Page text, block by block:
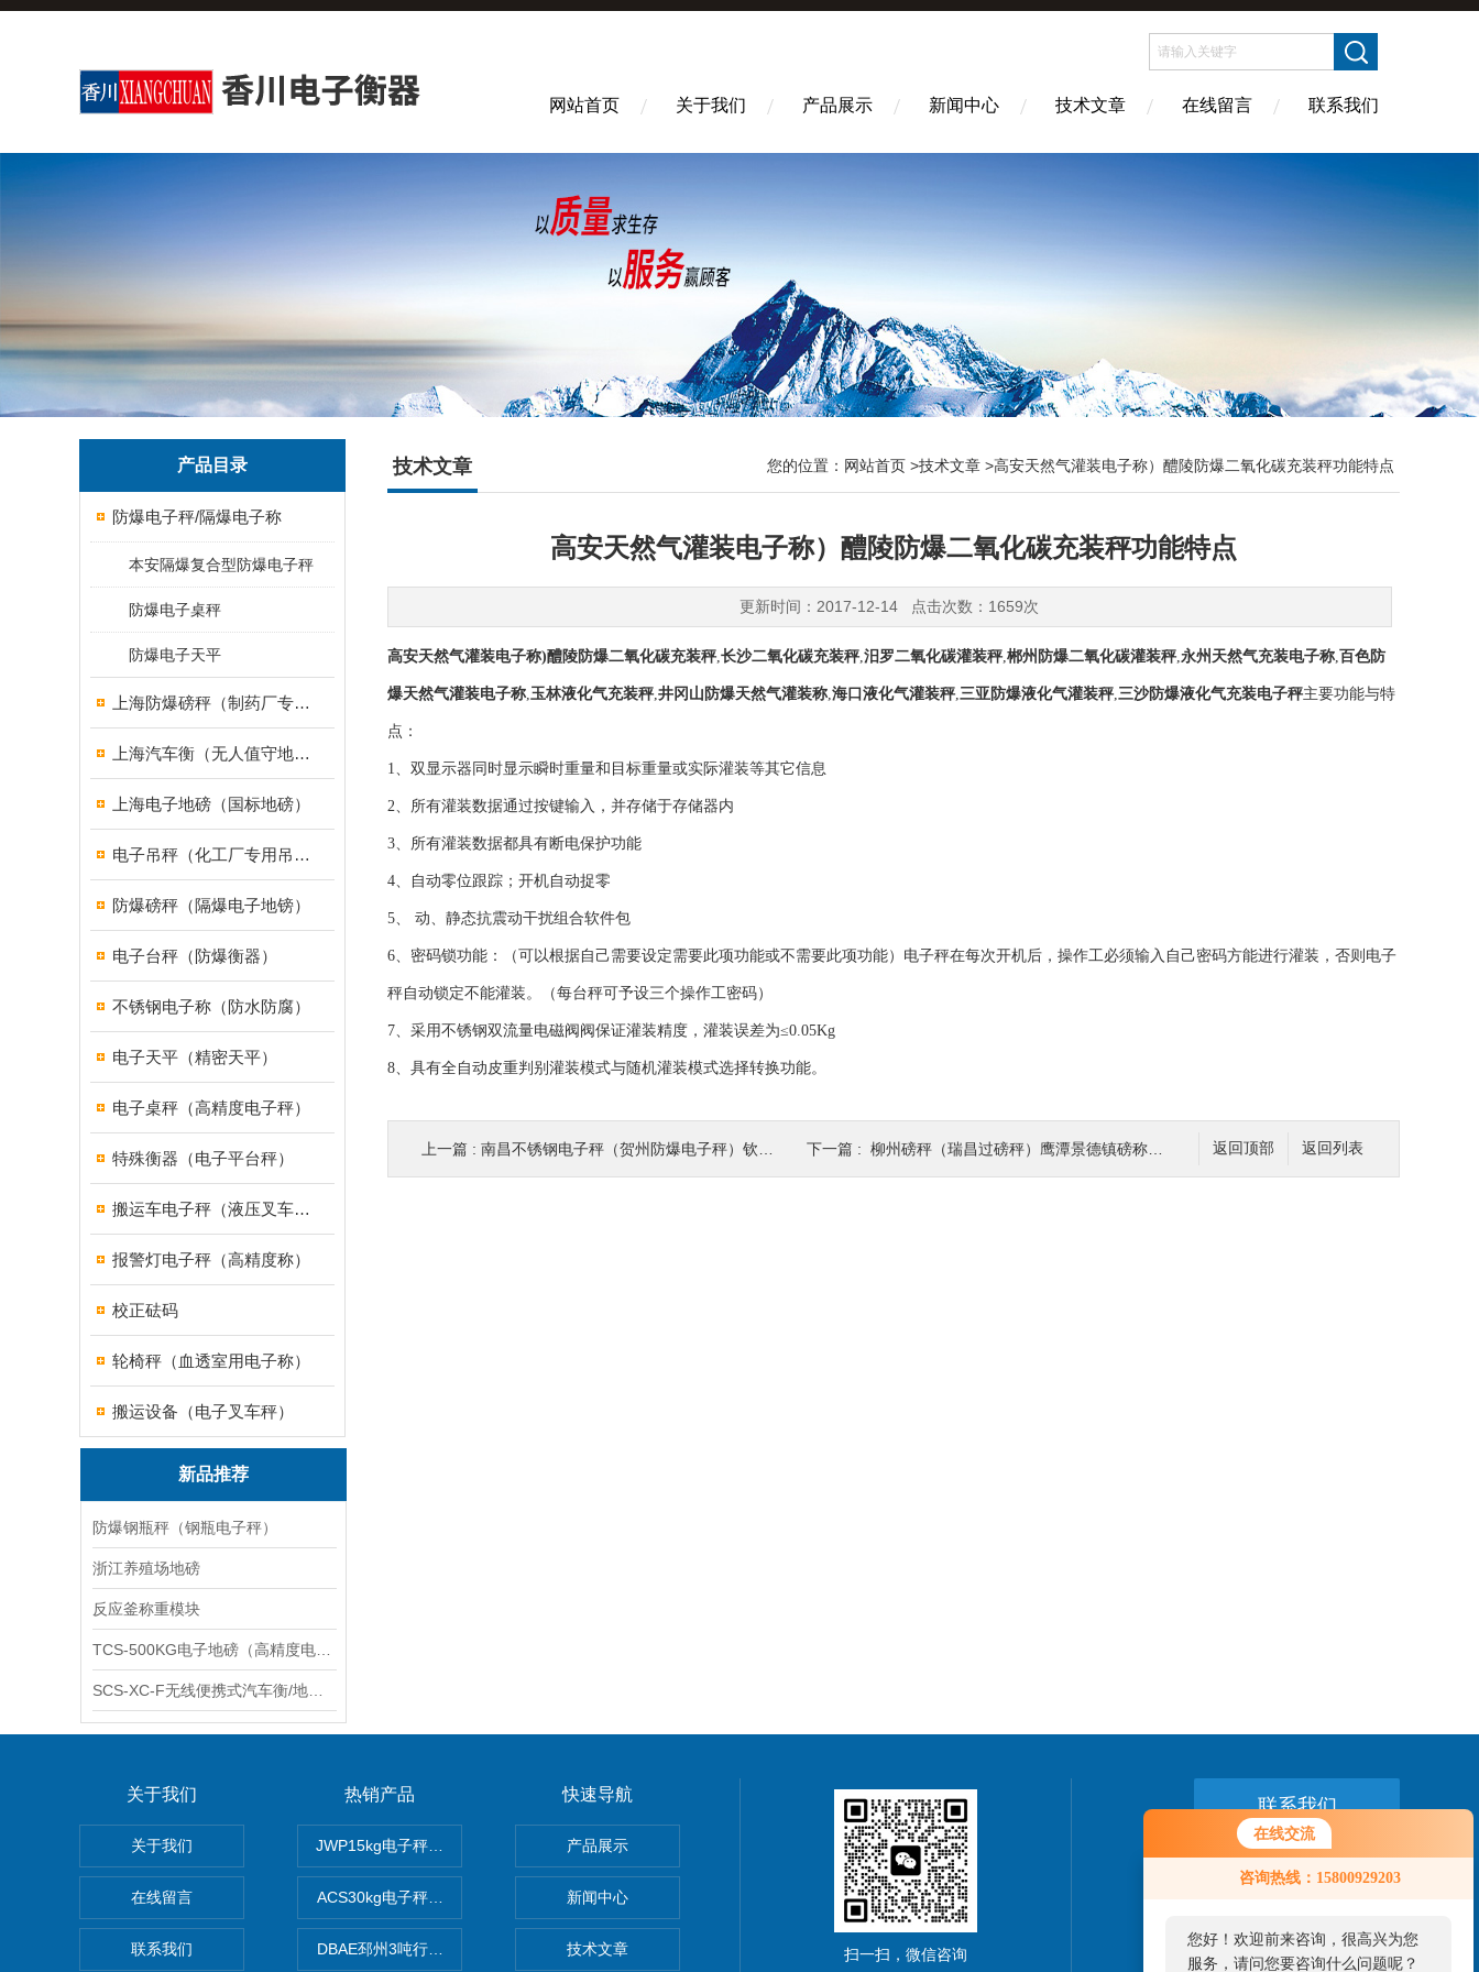
在线交流
咨询热线：15800929203
您好！欢迎前来咨询，很高兴为您
服务，请问您要咨询什么问题呢？
网站首页 关于我们 产品展示 新闻中心 技术文章 在线留言 联系我们
产品目录
防爆电子秤/隔爆电子称
本安隔爆复合型防爆电子秤
防爆电子桌秤
防爆电子天平
上海防爆磅秤（制药厂专用）
上海汽车衡（无人值守地磅）
上海电子地磅（国标地磅）
电子吊秤（化工厂专用吊秤）
防爆磅秤（隔爆电子地镑）
电子台秤（防爆衡器）
不锈钢电子称（防水防腐）
电子天平（精密天平）
电子桌秤（高精度电子秤）
特殊衡器（电子平台秤）
搬运车电子秤（液压叉车电子称）
报警灯电子秤（高精度称）
校正砝码
轮椅秤（血透室用电子称）
搬运设备（电子叉车秤）
新品推荐
防爆钢瓶秤（钢瓶电子秤）
浙江养殖场地磅
反应釜称重模块
技术文章 您的位置： 网站首页 >技术文章 >高安天然气灌装电子称）醴陵防爆二氧化碳充装秤功能特点
高安天然气灌装电子称）醴陵防爆二氧化碳充装秤功能特点
更新时间：2017-12-14 点击次数：1659次
高安天然气灌装电子称)醴陵防爆二氧化碳充装秤,长沙二氧化碳充装秤,汨罗二氧化碳灌装秤,郴州防爆二氧化碳灌装秤,永州天然气充装电子称,百色防
爆天然气灌装电子称,玉林液化气充装秤,井冈山防爆天然气灌装称,海口液化气灌装秤,三亚防爆液化气灌装秤,三沙防爆液化气充装电子秤主要功能与特
点：
1、双显示器同时显示瞬时重量和目标重量或实际灌装等其它信息
2、所有灌装数据通过按键输入，并存储于存储器内
3、所有灌装数据都具有断电保护功能
4、自动零位跟踪；开机自动捉零
5、 动、静态抗震动干扰组合软件包
6、密码锁功能：（可以根据自己需要设定需要此项功能或不需要此项功能）电子秤在每次开机后，操作工必须输入自己密码方能进行灌装，否则电子
秤自动锁定不能灌装。（每台秤可予设三个操作工密码）
7、采用不锈钢双流量电磁阀阀保证灌装精度，灌装误差为≤0.05Kg
8、具有全自动皮重判别灌装模式与随机灌装模式选择转换功能。
返回列表
返回顶部
上一篇 : 南昌不锈钢电子秤（贺州防爆电子秤）钦州隔爆电子称防爆原理详解 下一篇 : 柳州磅秤（瑞昌过磅秤）鹰潭景德镇磅称应用领域
关于我们
关于我们
在线留言
联系我们
热销产品
JWP15kg电子秤价格,15公斤电子秤价钱,15KG电子称报价
ACS30kg电子秤价格,30公斤电子秤价钱,30KG电子称报价
DBAE邳州3吨行车电子吊秤、常州10吨行车电子吊秤、金坛15吨电子吊钩秤厂价优惠
快速导航
产品展示
新闻中心
技术文章 扫一扫，微信咨询
联系我们
24小时热线：